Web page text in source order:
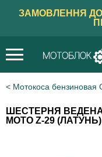
ЗАМОВЛЕННЯ ДО
Мотокоса бензиновая
ШЕСТЕРНЯ ВЕДЕНА
MOTO Z-29 (ЛАТУНЬ)